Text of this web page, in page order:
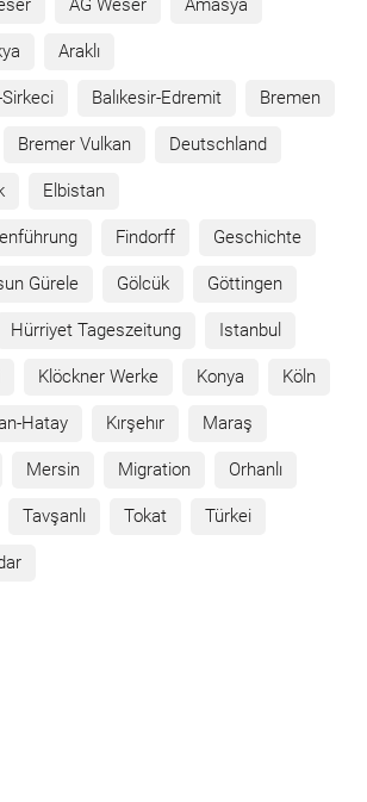
Araklı
Balıkesir-Edremit Bremen
Bremer Vulkan Deutschland
Elbistan
Findorff Geschichte
Gürele Gölcük Göttingen
Hürriyet Tageszeitung Istanbul
Klöckner Werke Konya Köln
Hatay Kırşehır Maraş
Mersin Migration Orhanlı
Tavşanlı Tokat Türkei